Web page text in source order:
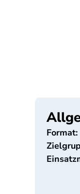
Format: